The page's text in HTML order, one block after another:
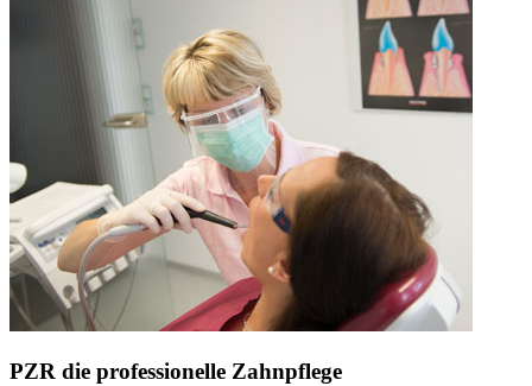
PZR die professionelle Zahnpflege